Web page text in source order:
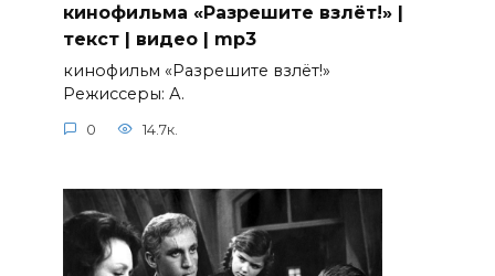
кинофильма «Разрешите взлёт!» |
текст | видео | mp3
кинофильм «Разрешите взлёт!»
Режиссеры: А.
0 14.7к.